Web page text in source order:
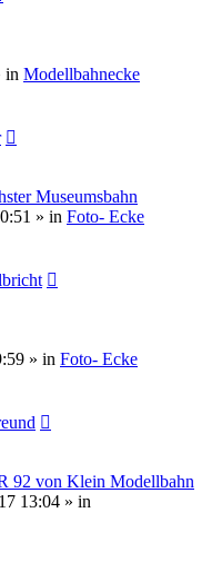
in Modellbahnecke
Museumsbahn
» in Foto- Ecke
» in Foto- Ecke
92 von Klein Modellbahn
13:04 » in